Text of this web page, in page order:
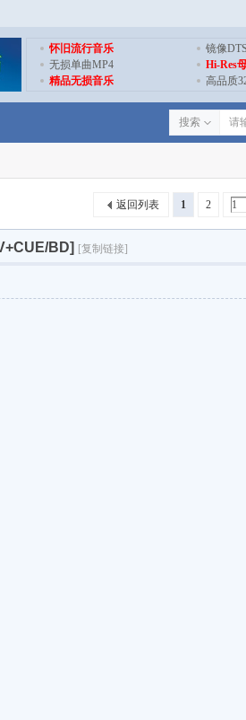
怀旧流行音乐
镜像
无损单曲MP4
Hi-Res
精品无损音乐
高品质
搜索
1 2
返回列表
BD] [复制链接]